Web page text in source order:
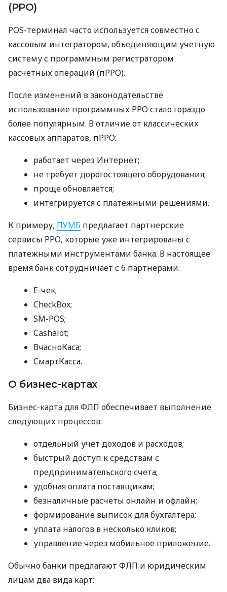
(РРО)
POS-терминал часто используется совместно с
кассовым интегратором, объединяющим учетную
систему с программным регистратором
расчетных операций (пРРО).
После изменений в законодательстве
использование программных РРО стало гораздо
более популярным. В отличие от классических
кассовых аппаратов, пРРО:
работает через Интернет;
не требует дорогостоящего оборудования;
проще обновляется;
интегрируется с платежными решениями.
К примеру, ПУМБ предлагает партнерские
сервисы РРО, которые уже интегрированы с
платежными инструментами банка. В настоящее
время банк сотрудничает с 6 партнерами:
E-чек;
CheckBox;
SM-POS;
Cashalot;
ВчасноКаса;
СмартКасса.
О бизнес-картах
Бизнес-карта для ФЛП обеспечивает выполнение
следующих процессов:
отдельный учет доходов и расходов;
быстрый доступ к средствам с
предпринимательского счета;
удобная оплата поставщикам;
безналичные расчеты онлайн и офлайн;
формирование выписок для бухгалтера;
уплата налогов в несколько кликов;
управление через мобильное приложение.
Обычно банки предлагают ФЛП и юридическим
лицам два вида карт: